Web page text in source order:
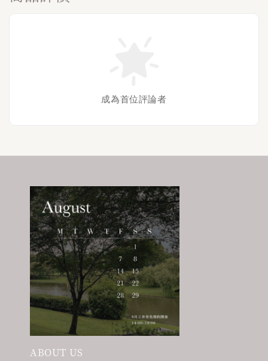
成為首位評論者
ABOUT US